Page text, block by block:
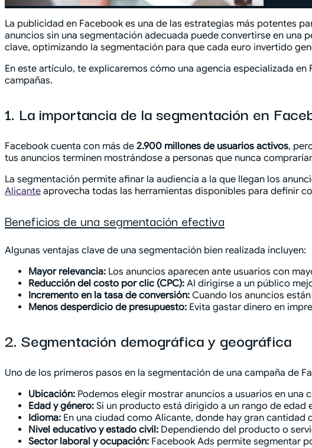
La publicidad en Facebook es una de las estrategias más potentes
anuncios sin una segmentación adecuada puede convertirse en una
clave, optimizando la segmentación para que cada euro invertido
En este artículo, te explicaremos cómo una agencia especializada
campañas.
1. La importancia de la segmentación en
Facebook cuenta con más de 2.900 millones de usuarios activos,
tus anuncios terminen mostrándose a personas que nunca
La segmentación permite afinar la audiencia a la que llegan los
Alicante aprovecha todas las herramientas disponibles para definir
Beneficios de una segmentación efectiva
Algunas ventajas clave de una segmentación bien realizada incluyen:
Mayor relevancia: Los anuncios aparecen ante usuarios con
Reducción del costo por clic (CPC): Al dirigirse a un público
Incremento en la tasa de conversión: Cuando los anuncios
Menos desperdicio de presupuesto: Evita gastar dinero en
2. Segmentación demográfica y geográfica
Uno de los primeros pasos en la segmentación de una campaña de
Ubicación: Podemos elegir mostrar anuncios a usuarios en
Edad y género: Si un producto está dirigido a un rango de
Idioma: En una ciudad como Alicante, donde hay gran
Nivel educativo y estado civil: Dependiendo del producto o
Sector laboral y ocupación: Facebook Ads permite segmentar